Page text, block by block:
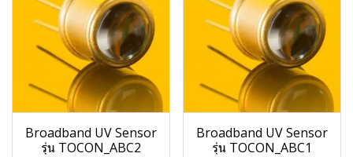
Broadband UV Sensor
รุ่น TOCON_ABC2
Broadband UV Sensor
รุ่น TOCON_ABC1